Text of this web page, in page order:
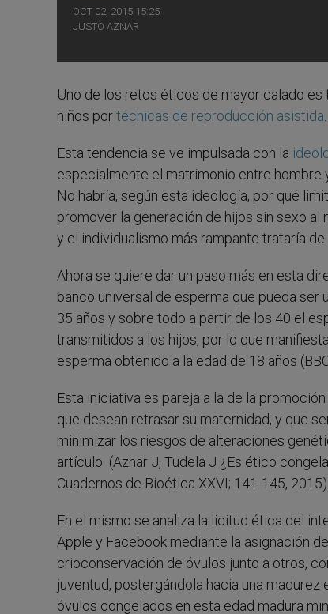
OCT 02, 2015 15:25
JUSTO AZNAR
Uno de los retos éticos de mayor calado
niños portécnicas de reproducción asistida
Esta tendencia se ve impulsada con la
especialmente el matrimonio entre hombre
No habría, según esta ideología, por qué
promover la generación de hijos sin sexo al
y el individualismo más rampante trataría de
Ahora se quiere dar un paso más en esta
banco universal de esperma que pueda
35 años y sobre todo a partir de los 40 el
transmitidos a los hijos, por lo que
esperma obtenido a la edad de 18 años
Esta iniciativa es pareja a la de la
que desean retrasar su maternidad, y que
minimizar los riesgos de alteraciones
artículo (Aznar J, Tudela J ¿Es ético
Cuadernos de Bioética XXVI; 141-145, 2015).
En el mismo se analiza la licitud ética del
Apple y Facebook mediante la asignación
crioconservación de óvulos junto a otros,
juventud, postergándola hacia una
óvulos congelados en esta edad madura